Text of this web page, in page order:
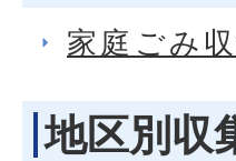
家庭ごみ
地区別収